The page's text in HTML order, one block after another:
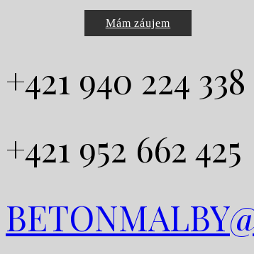
Mám záujem
+421 940 224 338
+421 952 662 425